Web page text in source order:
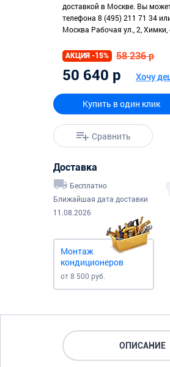
доставкой в Москве. Вы
телефона 8 (495) 211 71 34
Москва Рабочая ул., 2,
АКЦИЯ -15% 58 236 р
50 640 р Хочу
Купить в один клик
Сравнить
Доставка
Бесплатно
Ближайшая дата доставки
11.08.2026
Монтаж
кондиционеров
от 8 500 руб.
ОПИСАНИЕ